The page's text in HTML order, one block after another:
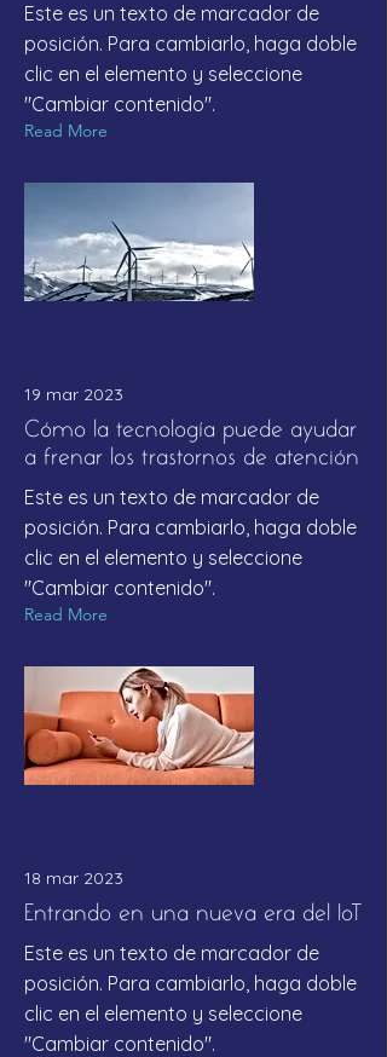
Este es un texto de marcador de
posición. Para cambiarlo, haga doble
clic en el elemento y seleccione
"Cambiar contenido".
Read More
19 mar 2023
Cómo la tecnología puede ayudar
a frenar los trastornos de atención
Este es un texto de marcador de
posición. Para cambiarlo, haga doble
clic en el elemento y seleccione
"Cambiar contenido".
Read More
18 mar 2023
Entrando en una nueva era del IoT
Este es un texto de marcador de
posición. Para cambiarlo, haga doble
clic en el elemento y seleccione
"Cambiar contenido".